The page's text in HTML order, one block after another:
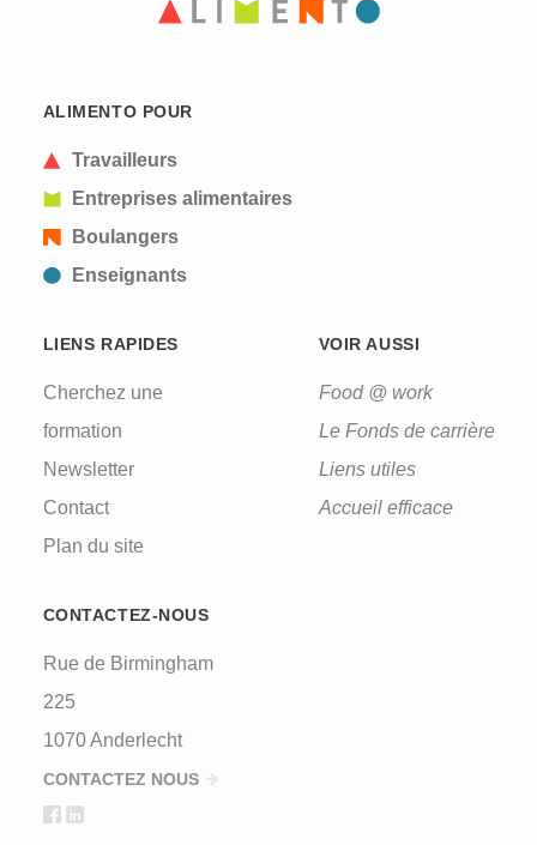
ALIMENTO POUR
Travailleurs
Entreprises alimentaires
Boulangers
Enseignants
LIENS RAPIDES
Cherchez une
formation
Newsletter
Contact
Plan du site
VOIR AUSSI
Food @ work
Le Fonds de carrière
Liens utiles
Accueil efficace
CONTACTEZ-NOUS
Rue de Birmingham
225
1070 Anderlecht
CONTACTEZ NOUS